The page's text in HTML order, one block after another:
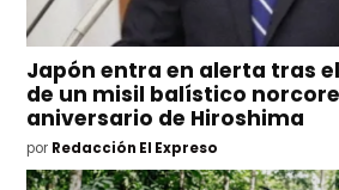
Japón entra en alerta tras
de un misil balístico
aniversario de Hiroshima
por Redacción El Expreso